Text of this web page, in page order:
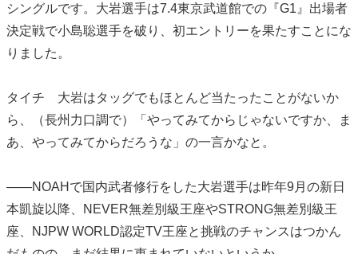
シングルです。大岩選手は7.4東京武道館での『G1』出場者
決定戦で小島聡選手を破り、初エントリーを果たすことにな
りました。
タイチ 大岩はタッグでもほとんど当たったことがないか
ら、（長州力口調で）「やってみてからじゃないですか、ま
あ、やってみてからだろうな」の一言かなと。
――NOAHで国内武者修行をした大岩選手は昨年9月の新日
本凱旋以降、NEVER無差別級王座やSTRONG無差別級王
座、NJPW WORLD認定TV王座と挑戦のチャンスはつかん